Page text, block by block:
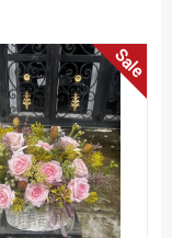
Sale